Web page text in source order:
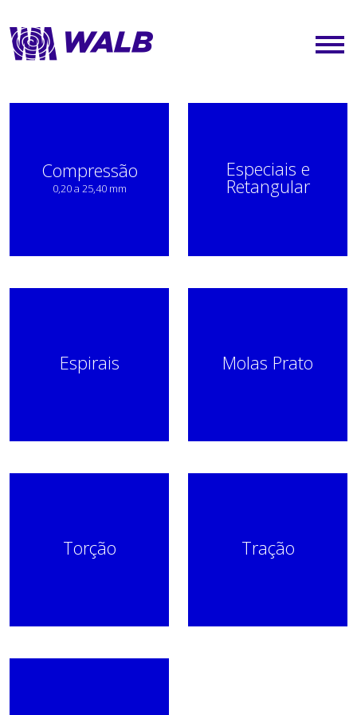
HOME
PRODUTOS / ORÇAMENTO
Compressão
0,20 a 25,40 mm
Especiais e
Retangular
Espirais Molas Prato
Torção Tração